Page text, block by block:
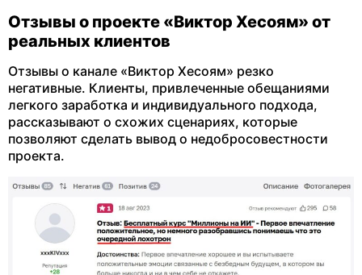
Отзывы о проекте «Виктор Хесоям» от
реальных клиентов
Отзывы о канале «Виктор Хесоям» резко
негативные. Клиенты, привлеченные обещаниями
легкого заработка и индивидуального подхода,
рассказывают о схожих сценариях, которые
позволяют сделать вывод о недобросовестности
проекта.